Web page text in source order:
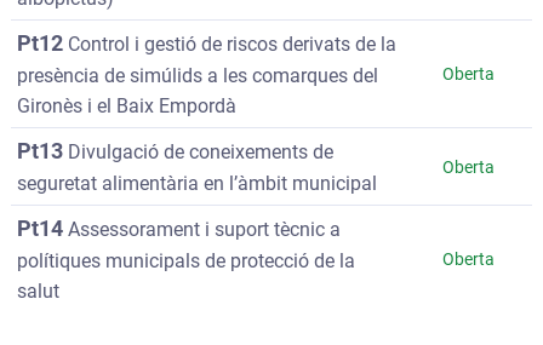
Pt12 Control i gestió de riscos derivats de la
presència de simúlids a les comarques del
Gironès i el Baix Empordà
Oberta
Pt13 Divulgació de coneixements de
seguretat alimentària en l’àmbit municipal
Oberta
Pt14 Assessorament i suport tècnic a
polítiques municipals de protecció de la
salut
Oberta